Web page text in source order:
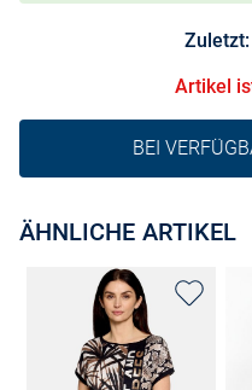
Artikel
BEI
ÄHNLICHE ARTIKEL